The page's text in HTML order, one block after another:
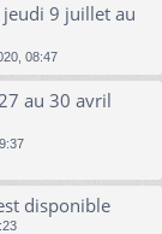
9 juillet au
08:47
au 30 avril
disponible